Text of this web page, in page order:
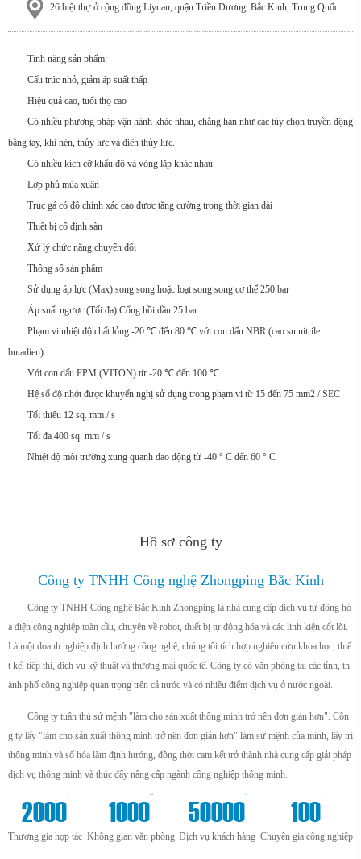
26 biệt thự ở cộng đồng Liyuan, quận Triều Dương, Bắc Kinh, Trung Quốc
Tính năng sản phẩm:
Cấu trúc nhỏ, giảm áp suất thấp
Hiệu quả cao, tuổi thọ cao
Có nhiều phương pháp vận hành khác nhau, chẳng hạn như các tùy chọn truyền động
bằng tay, khí nén, thủy lực và điện thủy lực.
Có nhiều kích cỡ khẩu độ và vòng lặp khác nhau
Lớp phủ mùa xuân
Trục gá có độ chính xác cao được tăng cường trong thời gian dài
Thiết bị cố định sàn
Xử lý chức năng chuyển đổi
Thông số sản phẩm
Sử dụng áp lực (Max) song song hoặc loạt song song cơ thể 250 bar
Áp suất ngược (Tối đa) Cổng hồi dầu 25 bar
Phạm vi nhiệt độ chất lỏng -20 ℃ đến 80 ℃ với con dấu NBR (cao su nitrile
butadien)
Với con dấu FPM (VITON) từ -20 ℃ đến 100 ℃
Hệ số độ nhớt được khuyến nghị sử dụng trong phạm vi từ 15 đến 75 mm2 / SEC
Tối thiểu 12 sq. mm / s
Tối đa 400 sq. mm / s
Nhiệt độ môi trường xung quanh dao động từ -40 ° C đến 60 ° C
Hồ sơ công ty
Công ty TNHH Công nghệ Zhongping Bắc Kinh
Công ty TNHH Công nghệ Bắc Kinh Zhongping là nhà cung cấp dịch vụ tự động hó
a điện công nghiệp toàn cầu, chuyên về robot, thiết bị tự động hóa và các linh kiện cốt lõi.
Là một doanh nghiệp định hướng công nghệ, chúng tôi tích hợp nghiên cứu khoa học, thiế
t kế, tiếp thị, dịch vụ kỹ thuật và thương mại quốc tế. Công ty có văn phòng tại các tỉnh, th
ành phố công nghiệp quan trọng trên cả nước và có nhiều điểm dịch vụ ở nước ngoài.
Công ty tuân thủ sứ mệnh "làm cho sản xuất thông minh trở nên đơn giản hơn". Côn
g ty lấy "làm cho sản xuất thông minh trở nên đơn giản hơn" làm sứ mệnh của mình, lấy trí
thông minh và số hóa làm định hướng, đồng thời cam kết trở thành nhà cung cấp giải pháp
dịch vụ thông minh và thúc đẩy nâng cấp ngành công nghiệp thông minh.
2000
+
Thương gia hợp tác
1000
m²
Không gian văn phòng
50000
+
Dịch vụ khách hàng
100
+
Chuyên gia công nghiệp